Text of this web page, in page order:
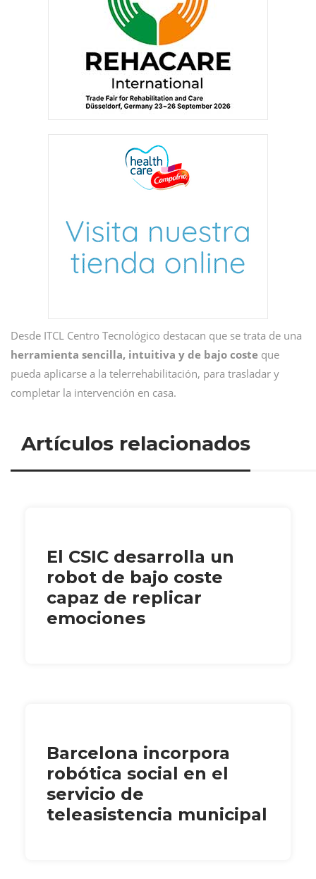
Desde ITCL Centro Tecnológico destacan que se trata de una
herramienta sencilla, intuitiva y de bajo coste que
pueda aplicarse a la telerrehabilitación, para trasladar y
completar la intervención en casa.
Artículos relacionados
El CSIC desarrolla un
robot de bajo coste
capaz de replicar
emociones
Barcelona incorpora
robótica social en el
servicio de
teleasistencia municipal